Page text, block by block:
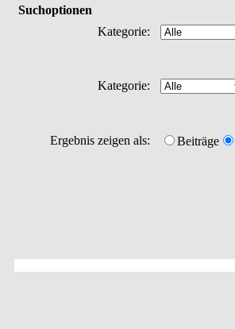
Suchoptionen
Kategorie:
Kategorie:
Ergebnis zeigen als:
Beiträge